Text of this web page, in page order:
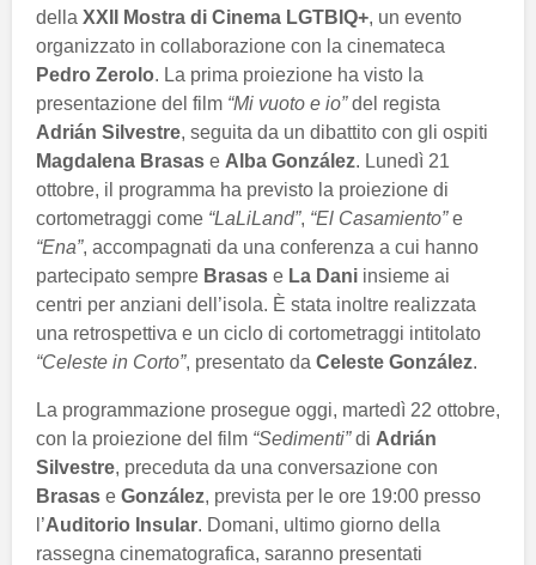
della XXII Mostra di Cinema LGTBIQ+, un evento
organizzato in collaborazione con la cinemateca
Pedro Zerolo. La prima proiezione ha visto la
presentazione del film “Mi vuoto e io”del regista
Adrián Silvestre, seguita da un dibattito con gli ospiti
Magdalena Brasas e Alba González. Lunedì 21
ottobre, il programma ha previsto la proiezione di
cortometraggi come “LaLiLand”, “El Casamiento”e
“Ena”, accompagnati da una conferenza a cui hanno
partecipato sempre Brasas e La Dani insieme ai
centri per anziani dell’isola. È stata inoltre realizzata
una retrospettiva e un ciclo di cortometraggi intitolato
“Celeste in Corto”, presentato da Celeste González.
La programmazione prosegue oggi, martedì 22 ottobre,
con la proiezione del film “Sedimenti”di Adrián
Silvestre, preceduta da una conversazione con
Brasas e González, prevista per le ore 19:00 presso
l’Auditorio Insular. Domani, ultimo giorno della
rassegna cinematografica, saranno presentati